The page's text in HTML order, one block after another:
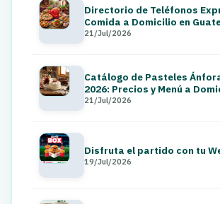
Directorio de Teléfonos
Comida a Domicilio en
21/Jul/2026
Catálogo de Pasteles
2026: Precios y Menú a
21/Jul/2026
Disfruta el partido con tu
19/Jul/2026